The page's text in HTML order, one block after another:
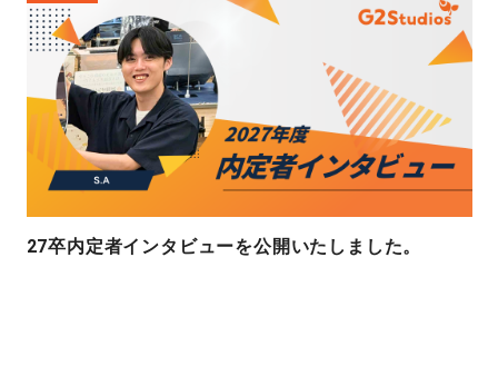
27卒内定者インタビューを公開いたしました。